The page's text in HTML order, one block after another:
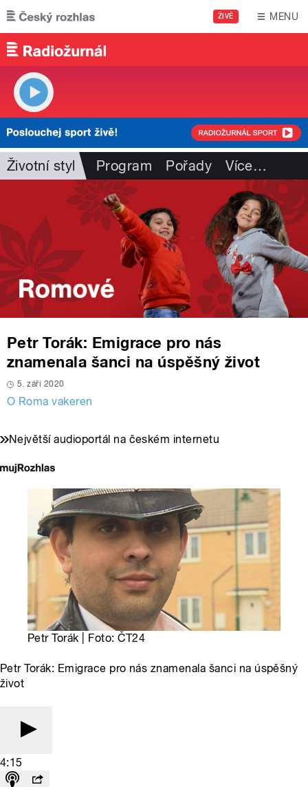
Přejít k hlavnímu obsahu
ŽIVĚ MENU
Životní styl Program Pořady Více…
Petr Torák: Emigrace pro nás
znamenala šanci na úspěšný život
5. září 2020
O Roma vakeren
Největší audioportál na českém internetu
Petr Torák | Foto: ČT24
Petr Torák: Emigrace pro nás znamenala šanci na úspěšný
život
4:15